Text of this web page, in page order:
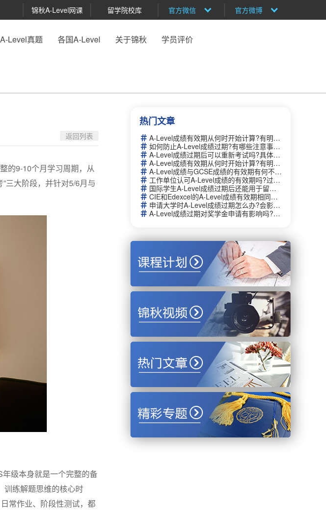
锦秋A-Level网课 留学院校库 官方微信 官方微博
A-Level真题 各国A-Level 关于锦秋 学员评价
返回列表
的9-10个月学习周期，从
三大阶段，并针对5/6月与
级本身就是一个完整的备
训练解题思维的核心时
常作业、阶段性测试，都
热门文章
A-Level成绩有效期从何时开始计算?有明确的时间限制吗？
如何防止A-Level成绩过期?有哪些注意事项和建议？
A-Level成绩过期后可以重新考试吗?具体流程是什么？
A-Level成绩有效期从何时开始计算?有明确的时间限制吗？
A-Level成绩与GCSE成绩的有效期有何不同?哪个更持久？
工作单位认可A-Level成绩的有效期吗?过期后需要重新认证吗？
国际学生A-Level成绩过期后还能用于留学申请吗?如何补救？
CIE和Edexcel的A-Level成绩有效期相同吗?如何查询官方信息？
申请大学时A-Level成绩过期怎么办?会影响录取吗？
A-Level成绩过期对奖学金申请有影响吗?需要提供额外证明吗？